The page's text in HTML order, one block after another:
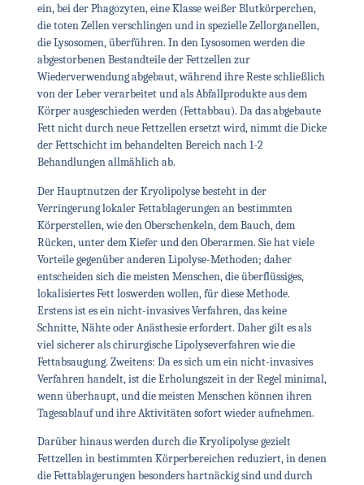
ein, bei der Phagozyten, eine Klasse weißer Blutkörperchen,
die toten Zellen verschlingen und in spezielle Zellorganellen,
die Lysosomen, überführen. In den Lysosomen werden die
abgestorbenen Bestandteile der Fettzellen zur
Wiederverwendung abgebaut, während ihre Reste schließlich
von der Leber verarbeitet und als Abfallprodukte aus dem
Körper ausgeschieden werden (Fettabbau). Da das abgebaute
Fett nicht durch neue Fettzellen ersetzt wird, nimmt die Dicke
der Fettschicht im behandelten Bereich nach 1-2
Behandlungen allmählich ab.
Der Hauptnutzen der Kryolipolyse besteht in der
Verringerung lokaler Fettablagerungen an bestimmten
Körperstellen, wie den Oberschenkeln, dem Bauch, dem
Rücken, unter dem Kiefer und den Oberarmen. Sie hat viele
Vorteile gegenüber anderen Lipolyse-Methoden; daher
entscheiden sich die meisten Menschen, die überflüssiges,
lokalisiertes Fett loswerden wollen, für diese Methode.
Erstens ist es ein nicht-invasives Verfahren, das keine
Schnitte, Nähte oder Anästhesie erfordert. Daher gilt es als
viel sicherer als chirurgische Lipolyseverfahren wie die
Fettabsaugung. Zweitens: Da es sich um ein nicht-invasives
Verfahren handelt, ist die Erholungszeit in der Regel minimal,
wenn überhaupt, und die meisten Menschen können ihren
Tagesablauf und ihre Aktivitäten sofort wieder aufnehmen.
Darüber hinaus werden durch die Kryolipolyse gezielt
Fettzellen in bestimmten Körperbereichen reduziert, in denen
die Fettablagerungen besonders hartnäckig sind und durch